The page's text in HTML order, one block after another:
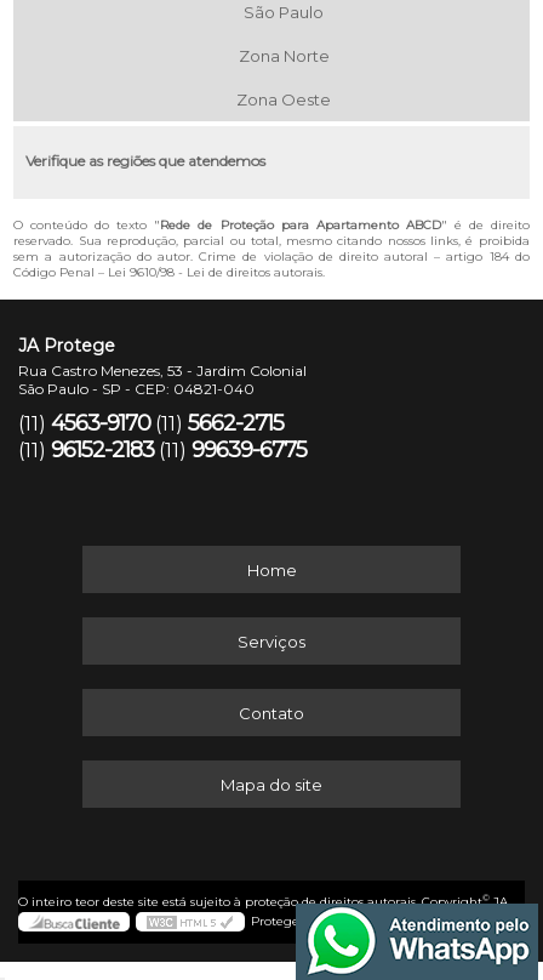
São Paulo
Zona Norte
Zona Oeste
Verifique as regiões que atendemos
O conteúdo do texto "Rede de Proteção para Apartamento ABCD" é de direito
reservado. Sua reprodução, parcial ou total, mesmo citando nossos links, é proibida
sem a autorização do autor. Crime de violação de direito autoral – artigo 184 do
Código Penal – Lei 9610/98 - Lei de direitos autorais.
JA Protege
Rua Castro Menezes, 53 - Jardim Colonial
São Paulo - SP - CEP: 04821-040
(11) 4563-9170 (11) 5662-2715
(11) 96152-2183 (11) 99639-6775
Home
Serviços
Contato
Mapa do site
O inteiro teor deste site está sujeito à proteção de direitos autorais. Copyright©JA
Protege (Lei 9610 de 19/02/1998)